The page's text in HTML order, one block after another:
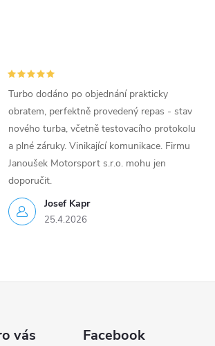
Josef Kapr
25.4.2026
Turbo dodáno po objednání prakticky
obratem, perfektně provedený repas - stav
nového turba, včetně testovacího protokolu
a plné záruky. Vinikající komunikace. Firmu
Janoušek Motorsport s.r.o. mohu jen
doporučit.
vás Facebook